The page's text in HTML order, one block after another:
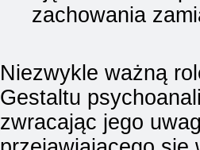
zachowania
Niezwykle ważną
Gestaltu
zwracając jego